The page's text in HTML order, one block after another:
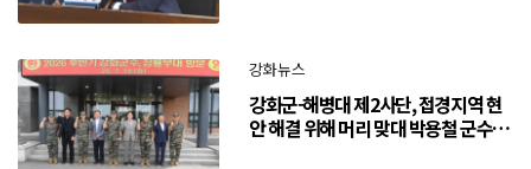
강화뉴스
강화군-해병대 제2사단, 접경지역 현
안 해결 위해 머리 맞대 박용철 군수